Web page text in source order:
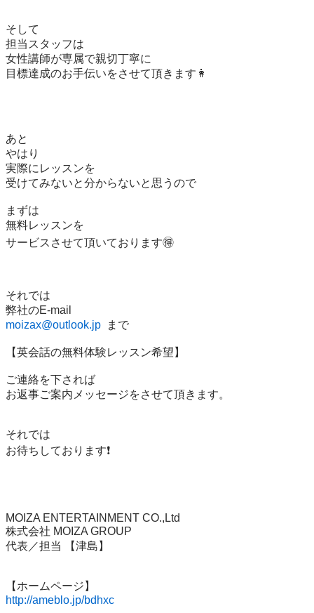
そして
担当スタッフは
女性講師が専属で親切丁寧に
目標達成のお手伝いをさせて頂きます👩
あと
やはり
実際にレッスンを
受けてみないと分からないと思うので
まずは
無料レッスンを
サービスさせて頂いております🉐
それでは
moizax@outlook.jp まで
【英会話の無料体験レッスン希望】
ご連絡を下されば
お返事ご案内メッセージをさせて頂きます。
それでは
お待ちしております❗️
MOIZA ENTERTAINMENT CO.,Ltd
株式会社 MOIZA GROUP
代表／担当 【津島】
http://ameblo.jp/bdhxc